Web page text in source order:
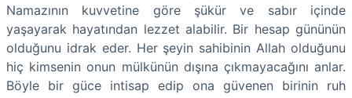
Namazının kuvvetine göre şükür ve sabır içinde
yaşayarak hayatından lezzet alabilir. Bir hesap gününün
olduğunu idrak eder. Her şeyin sahibinin Allah olduğunu
hiç kimsenin onun mülkünün dışına çıkmayacağını anlar.
Böyle bir güce intisap edip ona güvenen birinin ruh